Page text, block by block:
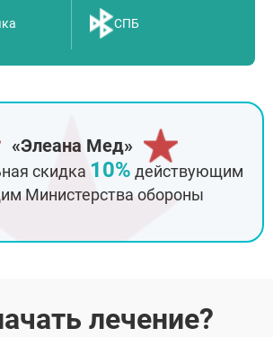
СПБ
«Элеана Мед»
скидка 10% действующим
Министерства обороны
лечение?